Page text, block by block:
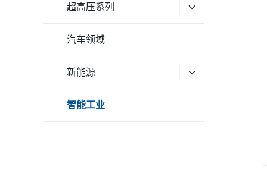
超高压系列
汽车领域
新能源
智能工业